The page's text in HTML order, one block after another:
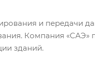
и передачи
Компания
зданий.